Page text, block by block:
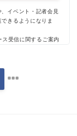
イベント・記者会見
きるようになりま
ス受信に関するご案内